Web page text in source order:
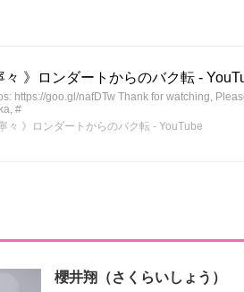
々 》ロンダートからのバク転 -
https://goo.gl/nafDTw Thank for watching,
#
々 》ロンダートからのバク転 - YouTube
櫻井翔（さくらいしょう）